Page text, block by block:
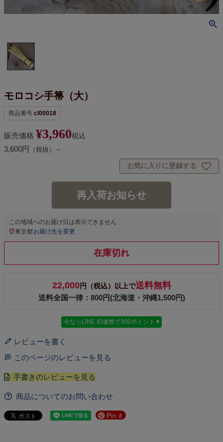
モロコシ手箒（大）
商品番号 cl00018
販売価格 ¥3,960税込
3,600円 （税抜）～
お気に入りに登録する
再入荷お知らせ
この地域へのお届け日は表示できません
東京都お届け先を変更
在庫切れ
22,000円（税込）以上で送料無料
送料全国一律：800円(北海道・沖縄1,500円)
今ならLINE ID連携で300ポイント
レビューを書く
このページのレビューを見る
商品についてのお問い合わせ
Pin it